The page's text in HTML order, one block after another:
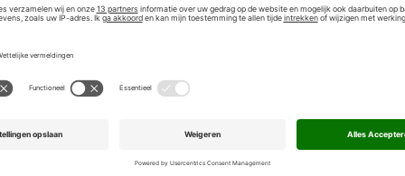
geding. Techgiganten zijn weinig transparant, ze
aanzien van het omgaan met privé gegevens is
regels ten aanzien van een ethisch omgaan
mensen in digitale fuiken met
en omdat fiscale wetten verouderd zijn betalen ze
zijn. Door de concentratie in de VS en China zijn
het geding, samen te vatten in een strijd om